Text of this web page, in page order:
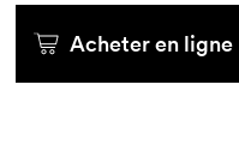
Acheter en ligne